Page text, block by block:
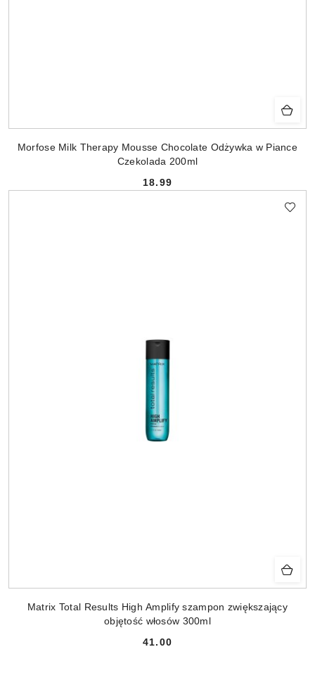
Morfose Milk Therapy Mousse Chocolate Odżywka w Piance
Czekolada 200ml
Cena:
18.99
Matrix Total Results High Amplify szampon zwiększający
objętość włosów 300ml
Cena:
41.00